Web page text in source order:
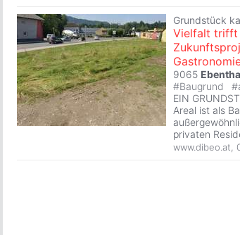
Grundstück
Vielfalt trifft
9065
#Baugrund #
EIN
Areal ist als
privaten
www.dibeo.at,